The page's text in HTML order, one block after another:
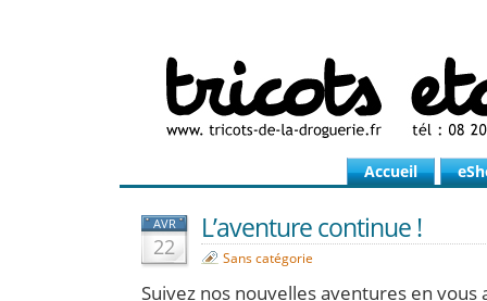
Accueil
AVR
22
L’aventure continue !
Sans catégorie
Suivez nos nouvelles aventures en vous